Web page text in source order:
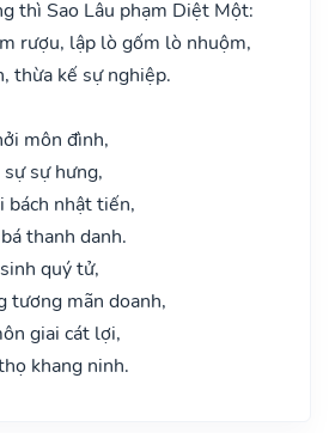
thì Sao Lâu phạm Diệt Một:
rượu, lập lò gốm lò nhuộm,
thừa kế sự nghiệp.
môn đình,
sự hưng,
bách nhật tiến,
thanh danh.
quý tử,
tương mãn doanh,
giai cát lợi,
khang ninh.